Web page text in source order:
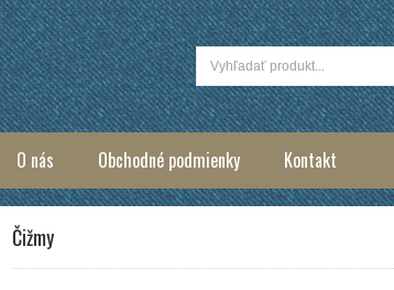
O nás Obchodné podmienky Kontakt
Čižmy